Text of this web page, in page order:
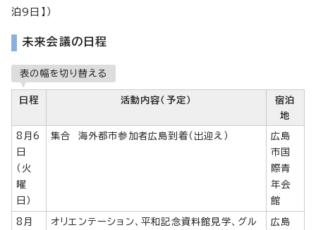
泊9日】）
未来会議の日程
表の幅を切り替える
日程 活動内容（予定）
宿泊
地
8月6
日
（火
曜
日）
集合 海外都市参加者広島到着（出迎え）
広島
市国
際青
年会
館
8月
オリエンテーション、平和記念資料館見学、グル
広島